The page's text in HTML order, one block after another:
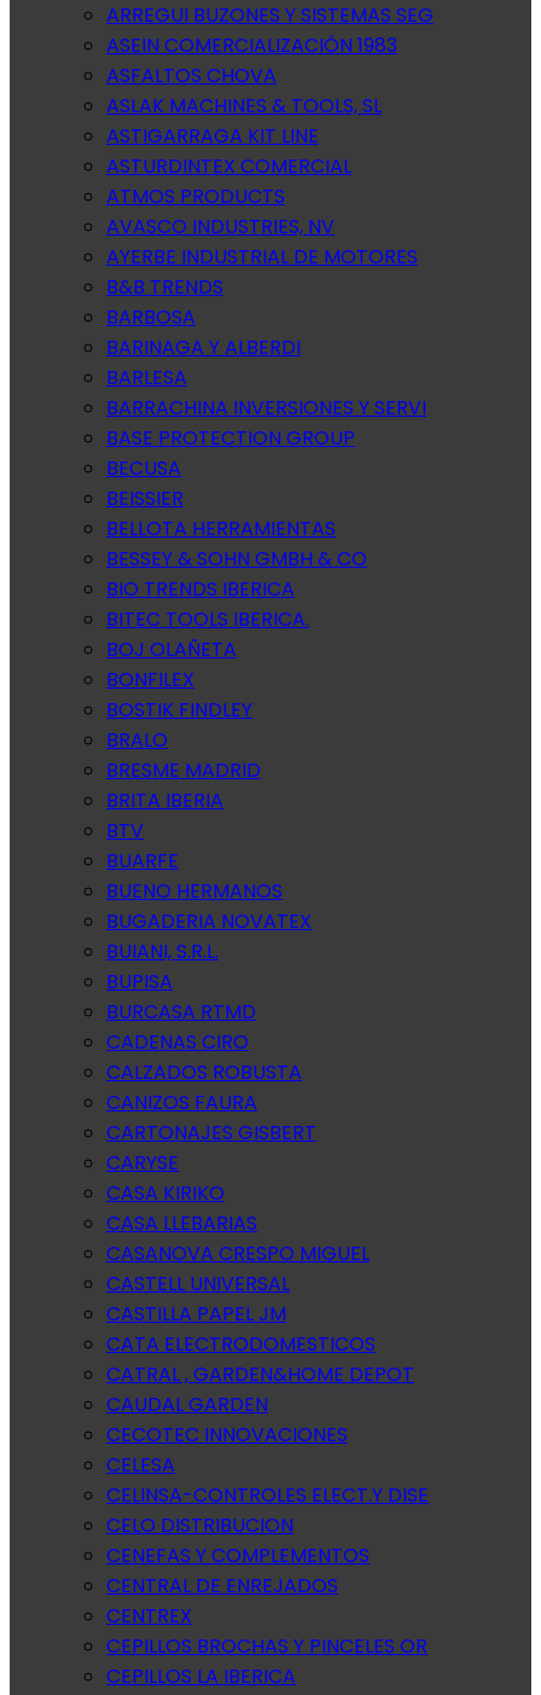
ARREGUI BUZONES Y SISTEMAS SEG
ASEIN COMERCIALIZACIÓN 1983
ASFALTOS CHOVA
ASLAK MACHINES & TOOLS, SL
ASTIGARRAGA KIT LINE
ASTURDINTEX COMERCIAL
ATMOS PRODUCTS
AVASCO INDUSTRIES, NV
AYERBE INDUSTRIAL DE MOTORES
B&B TRENDS
BARBOSA
BARINAGA Y ALBERDI
BARLESA
BARRACHINA INVERSIONES Y SERVI
BASE PROTECTION GROUP
BECUSA
BEISSIER
BELLOTA HERRAMIENTAS
BESSEY & SOHN GMBH & CO
BIO TRENDS IBERICA
BITEC TOOLS IBERICA.
BOJ OLAÑETA
BONFILEX
BOSTIK FINDLEY
BRALO
BRESME MADRID
BRITA IBERIA
BTV
BUARFE
BUENO HERMANOS
BUGADERIA NOVATEX
BUIANI, S.R.L.
BUPISA
BURCASA RTMD
CADENAS CIRO
CALZADOS ROBUSTA
CANIZOS FAURA
CARTONAJES GISBERT
CARYSE
CASA KIRIKO
CASA LLEBARIAS
CASANOVA CRESPO MIGUEL
CASTELL UNIVERSAL
CASTILLA PAPEL JM
CATA ELECTRODOMESTICOS
CATRAL , GARDEN&HOME DEPOT
CAUDAL GARDEN
CECOTEC INNOVACIONES
CELESA
CELINSA-CONTROLES ELECT.Y DISE
CELO DISTRIBUCION
CENEFAS Y COMPLEMENTOS
CENTRAL DE ENREJADOS
CENTREX
CEPILLOS BROCHAS Y PINCELES OR
CEPILLOS LA IBERICA